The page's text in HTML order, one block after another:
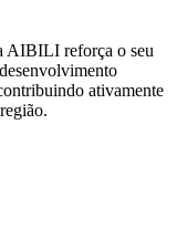
AIBILI reforça o seu
ativamente